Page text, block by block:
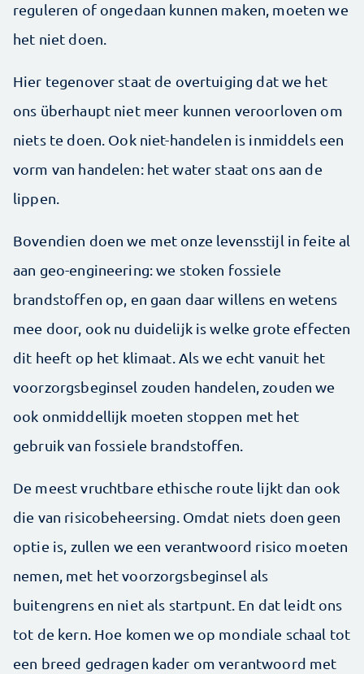
reguleren of ongedaan kunnen maken, moeten we
het niet doen.
Hier tegenover staat de overtuiging dat we het
ons überhaupt niet meer kunnen veroorloven om
niets te doen. Ook niet-handelen is inmiddels een
vorm van handelen: het water staat ons aan de
lippen.
Bovendien doen we met onze levensstijl in feite al
aan geo-engineering: we stoken fossiele
brandstoffen op, en gaan daar willens en wetens
mee door, ook nu duidelijk is welke grote effecten
dit heeft op het klimaat. Als we echt vanuit het
voorzorgsbeginsel zouden handelen, zouden we
ook onmiddellijk moeten stoppen met het
gebruik van fossiele brandstoffen.
De meest vruchtbare ethische route lijkt dan ook
die van risicobeheersing. Omdat niets doen geen
optie is, zullen we een verantwoord risico moeten
nemen, met het voorzorgsbeginsel als
buitengrens en niet als startpunt. En dat leidt ons
tot de kern. Hoe komen we op mondiale schaal tot
een breed gedragen kader om verantwoord met